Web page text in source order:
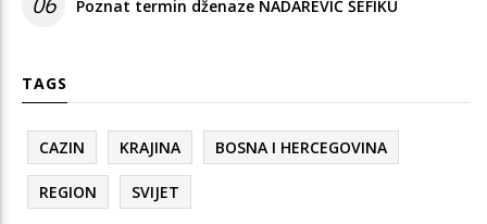
Poznat termin dženaze NADAREVIĆ ŠEFIKU
TAGS
CAZIN KRAJINA BOSNA I HERCEGOVINA
REGION SVIJET